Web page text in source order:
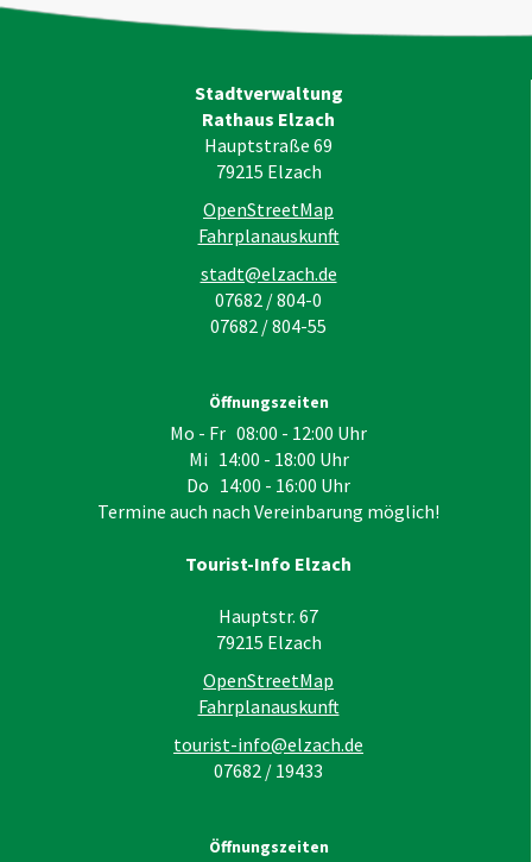
Stadtverwaltung
Rathaus Elzach
Hauptstraße 69
79215 Elzach
OpenStreetMap
Fahrplanauskunft
stadt@elzach.de
07682 / 804-0
07682 / 804-55
Öffnungszeiten
Mo - Fr 08:00 - 12:00 Uhr
Mi 14:00 - 18:00 Uhr
Do 14:00 - 16:00 Uhr
Termine auch nach Vereinbarung möglich!
Tourist-Info Elzach
Hauptstr. 67
79215 Elzach
OpenStreetMap
Fahrplanauskunft
tourist-info@elzach.de
07682 / 19433
Öffnungszeiten